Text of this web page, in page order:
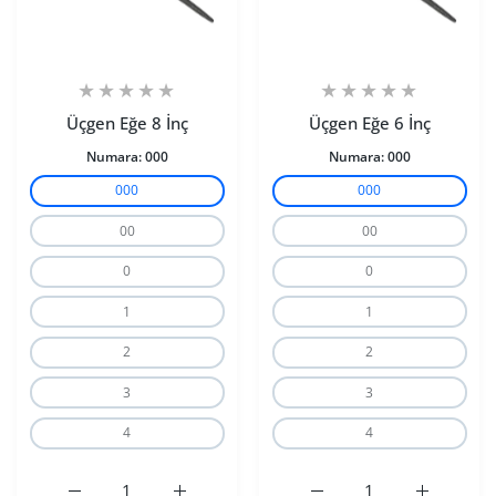
Üçgen Eğe 8 İnç
Numara:000
000
00
0
1
2
3
4
Üçgen Eğe 6 İnç
Numara:000
000
00
0
1
2
3
4